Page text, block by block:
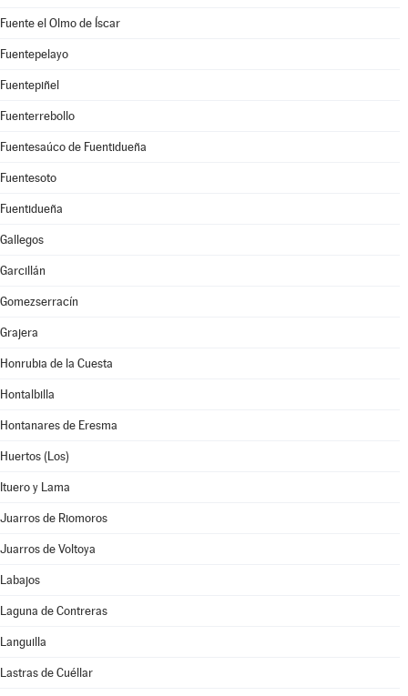
Fuente el Olmo de Íscar
Fuentepelayo
Fuentepiñel
Fuenterrebollo
Fuentesaúco de Fuentidueña
Fuentesoto
Fuentidueña
Gallegos
Garcillán
Gomezserracín
Grajera
Honrubia de la Cuesta
Hontalbilla
Hontanares de Eresma
Huertos (Los)
Ituero y Lama
Juarros de Riomoros
Juarros de Voltoya
Labajos
Laguna de Contreras
Languilla
Lastras de Cuéllar